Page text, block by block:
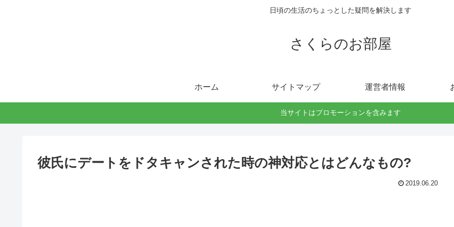
日頃の生活のちょっとした疑問を解決します
さくらのお部屋
ホーム サイトマップ 運営者情報
当サイトはプロモーションを含みます
彼氏にデートをドタキャンされた時の神対応とはどんなもの?
2019.06.20